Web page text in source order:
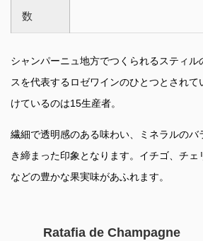
数
シャンパーニュ地方でつくられるスティル
スを代表するロゼワインのひとつとされ
けているのは15生産者。
繊細で透明感のある味わい、ミネラルのバ
き締まった印象となります。イチゴ、チェ
などの豊かな果実味があふれます。
Ratafia de Champagne